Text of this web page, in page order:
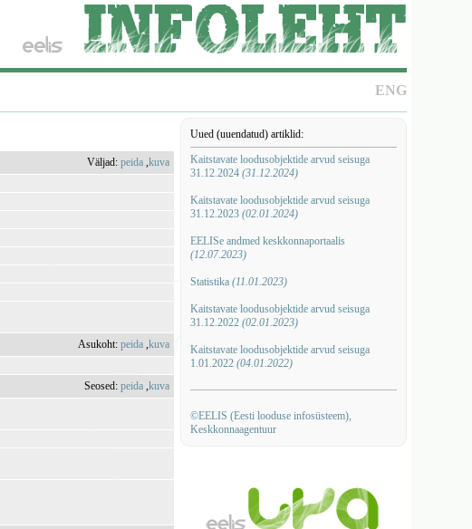
ENG
Uued (uuendatud) artiklid:
Kaitstavate loodusobjektide arvud seisuga
31.12.2024 (31.12.2024)
Kaitstavate loodusobjektide arvud seisuga
31.12.2023 (02.01.2024)
EELISe andmed keskkonnaportaalis
(12.07.2023)
Statistika (11.01.2023)
Kaitstavate loodusobjektide arvud seisuga
31.12.2022 (02.01.2023)
Kaitstavate loodusobjektide arvud seisuga
1.01.2022 (04.01.2022)
©EELIS (Eesti looduse infosüsteem),
Keskkonnaagentuur
Väljad:peida ,kuva
Asukoht:peida ,kuva
Seosed:peida ,kuva